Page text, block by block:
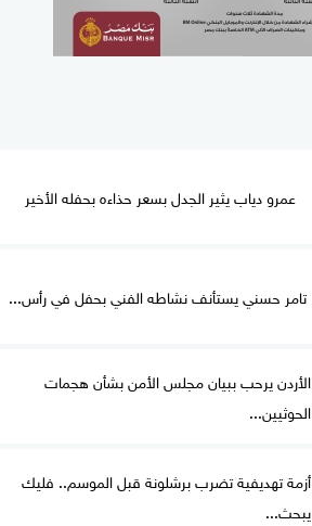
عمرو دياب يثير الجدل بسعر حذاءه بحفله الأخير
تامر حسني يستأنف نشاطه الفني بحفل في رأس...
الأردن يرحب ببيان مجلس الأمن بشأن هجمات
الحوثيين...
أزمة تهديفية تضرب برشلونة قبل الموسم.. فليك
يبحث...